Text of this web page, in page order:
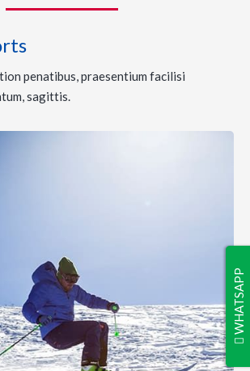
penatibus, praesentium facilisi
sagittis.
WHATSAPP